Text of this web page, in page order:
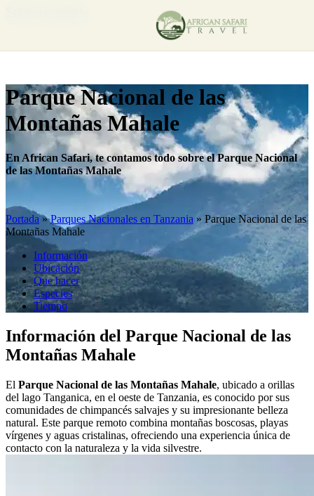
Parque Nacional de las
Montañas Mahale
En African Safari, te contamos todo sobre el Parque Nacional
de las Montañas Mahale
Portada»Parques Nacionales en Tanzania » Parque Nacional de las
Montañas Mahale
Información
Ubicación
Que hacer
Especies
Tiempo
Información del Parque Nacional de las
Montañas Mahale
El Parque Nacional de las Montañas Mahale, ubicado a orillas
del lago Tanganica, en el oeste de Tanzania, es conocido por sus
comunidades de chimpancés salvajes y su impresionante belleza
natural. Este parque remoto combina montañas boscosas, playas
vírgenes y aguas cristalinas, ofreciendo una experiencia única de
contacto con la naturaleza y la vida silvestre.